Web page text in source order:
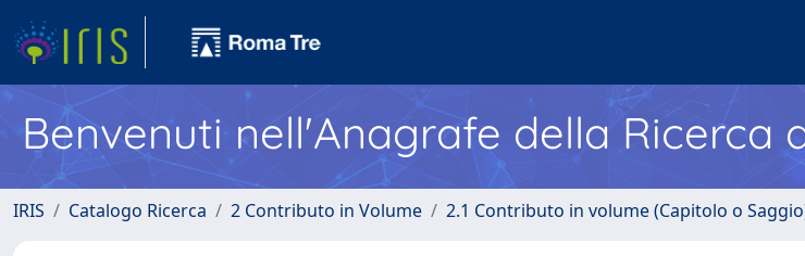
Benvenuti nell'Anagrafe della Ricerca
IRIS Catalogo Ricerca 2 Contributo in Volume 2.1 Contributo in volume (Capitolo o